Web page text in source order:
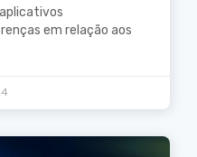
em relação aos